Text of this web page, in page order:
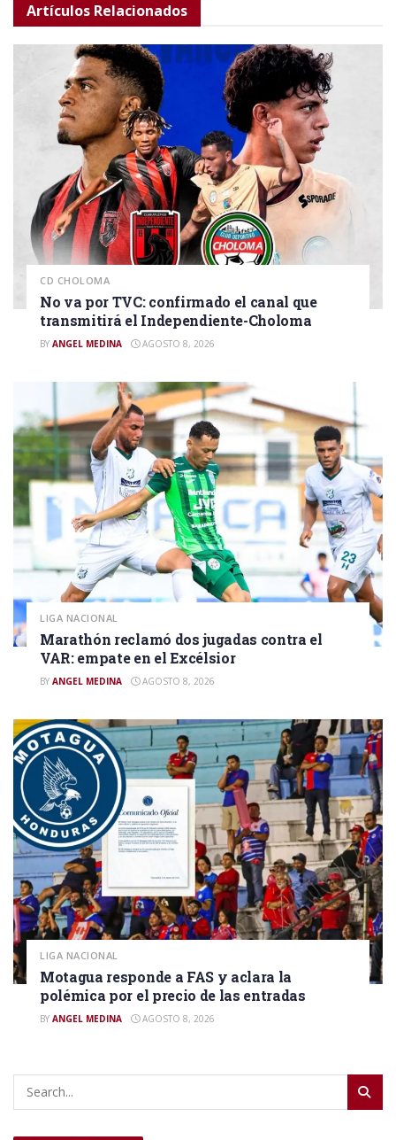
Artículos Relacionados
CD CHOLOMA
No va por TVC: confirmado el canal que
transmitirá el Independiente-Choloma
BY ANGEL MEDINA AGOSTO 8, 2026
LIGA NACIONAL
Marathón reclamó dos jugadas contra el
VAR: empate en el Excélsior
BY ANGEL MEDINA AGOSTO 8, 2026
LIGA NACIONAL
Motagua responde a FAS y aclara la
polémica por el precio de las entradas
BY ANGEL MEDINA AGOSTO 8, 2026